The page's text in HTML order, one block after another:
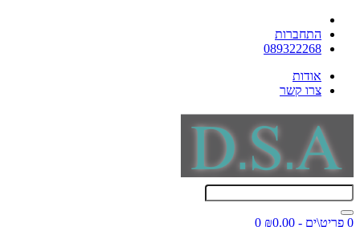
התחברות
089322268
אודות
צרו קשר
0 פריט\ים - ₪0.00 0